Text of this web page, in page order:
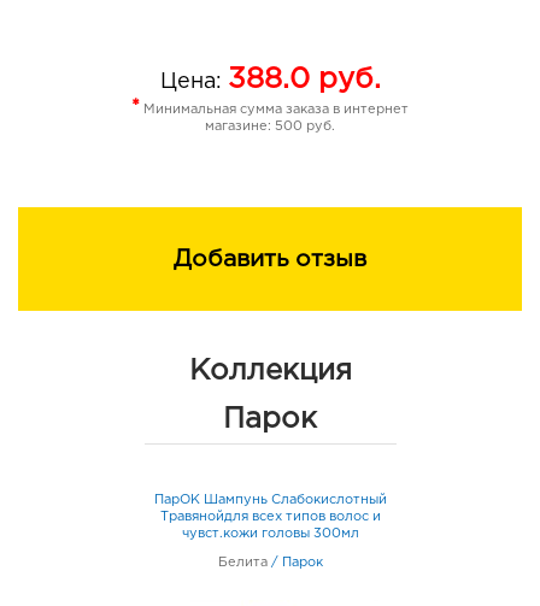
Цена: 388.0руб.
* Минимальная сумма заказа в интернет
магазине: 500 руб.
Добавить отзыв
Коллекция
Парок
ПарОК Шампунь Слабокислотный
Травянойдля всех типов волос и
чувст.кожи головы 300мл
Белита / Парок